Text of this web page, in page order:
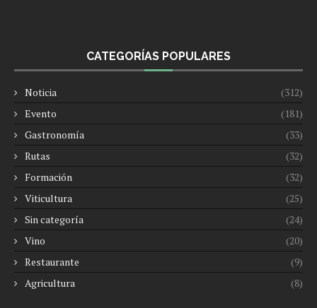
CATEGORÍAS POPULARES
Noticia
(312)
Evento
(181)
Gastronomía
(33)
Rutas
(32)
Formación
(32)
Viticultura
(25)
Sin categoría
(24)
Vino
(20)
Restaurante
(9)
Agricultura
(8)